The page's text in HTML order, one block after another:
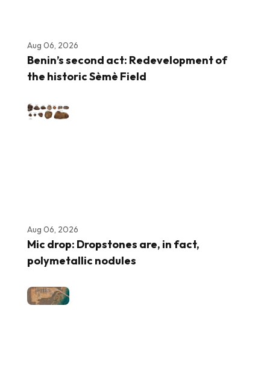
Aug 06, 2026
Benin’s second act: Redevelopment of
the historic Sèmè Field
Aug 06, 2026
Mic drop: Dropstones are, in fact,
polymetallic nodules